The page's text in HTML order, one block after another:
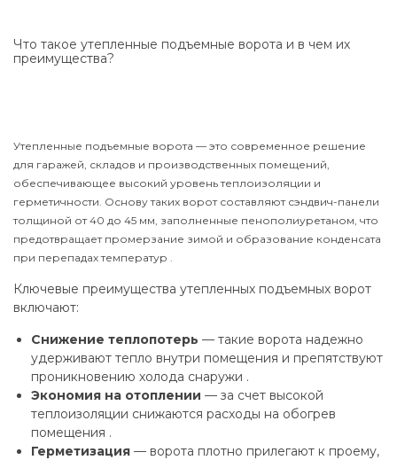
Что такое утепленные подъемные ворота и в чем их
преимущества?
Утепленные подъемные ворота — это современное решение
для гаражей, складов и производственных помещений,
обеспечивающее высокий уровень теплоизоляции и
герметичности. Основу таких ворот составляют сэндвич-панели
толщиной от 40 до 45 мм, заполненные пенополиуретаном, что
предотвращает промерзание зимой и образование конденсата
при перепадах температур .
Ключевые преимущества утепленных подъемных ворот
включают:
Снижение теплопотерь — такие ворота надежно
удерживают тепло внутри помещения и препятствуют
проникновению холода снаружи .
Экономия на отоплении — за счет высокой
теплоизоляции снижаются расходы на обогрев
помещения .
Герметизация — ворота плотно прилегают к проему,